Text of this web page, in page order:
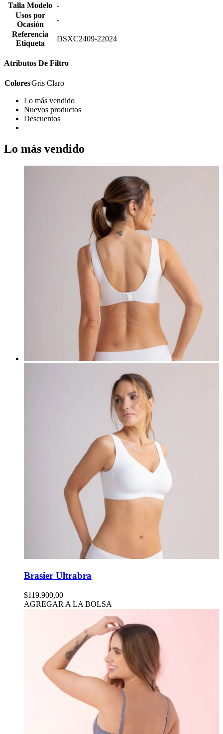
Talla Modelo -
Usos por
Ocasión
-
Referencia
Etiqueta
DSXC2409-22024
Atributos De Filtro
ColoresGris Claro
Lo más vendido
Nuevos productos
Descuentos
Lo más vendido
Brasier Ultrabra
$119.900,00
AGREGAR A LA BOLSA